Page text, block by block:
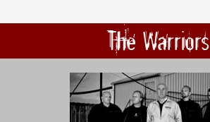
The Warriors